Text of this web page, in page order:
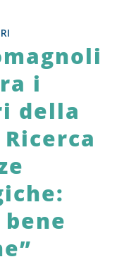
i
della